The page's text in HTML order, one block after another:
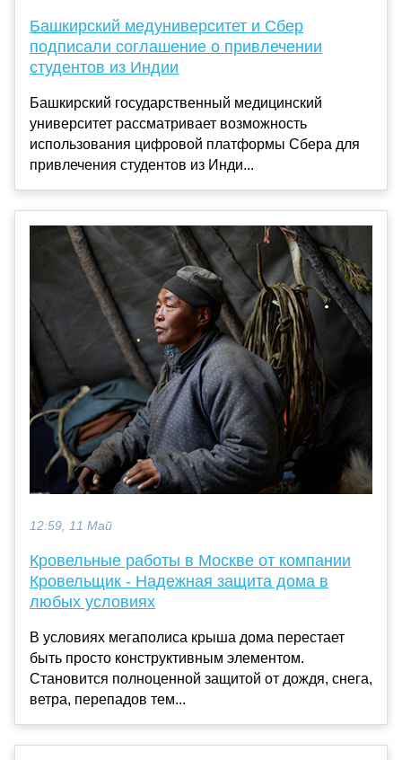
Башкирский медуниверситет и Сбер
подписали соглашение о привлечении
студентов из Индии
Башкирский государственный медицинский
университет рассматривает возможность
использования цифровой платформы Сбера для
привлечения студентов из Инди...
12:59, 11 Май
Кровельные работы в Москве от компании
Кровельщик - Надежная защита дома в
любых условиях
В условиях мегаполиса крыша дома перестает
быть просто конструктивным элементом.
Становится полноценной защитой от дождя, снега,
ветра, перепадов тем...